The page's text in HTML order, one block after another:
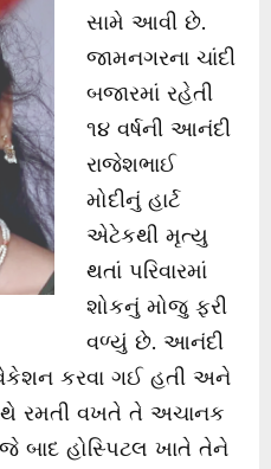
સામે આવી છે.
જામનગરના ચાંદી
બજારમાં રહેતી
૧૪ વર્ષની આનંદી
રાજેશભાઈ
મોદીનું હાર્ટ
એટેકથી મૃત્યુ
થતાં પરિવારમાં
શોકનું મોજુ ફરી
વળ્યું છે. આનંદી
વેકેશન કરવા ગઈ હતી અને
રમતી વખતે તે અચાનક
બાદ હોસ્પિટલ ખાતે તેને